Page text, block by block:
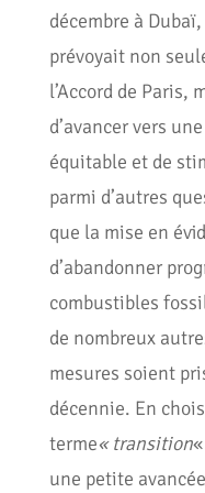
décembre à
prévoyait non
l’Accord de Paris,
d’avancer vers
équitable et de
parmi d’autres
que la mise en
d’abandonner
combustibles
de nombreux
mesures soient
décennie. En
terme« transition
une petite